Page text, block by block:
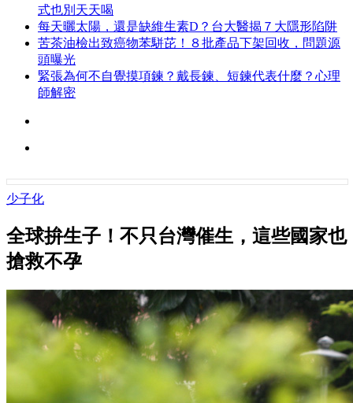
式也別天天喝
每天曬太陽，還是缺維生素D？台大醫揭７大隱形陷阱
苦茶油檢出致癌物苯駢芘！８批產品下架回收，問題源
頭曝光
緊張為何不自覺摸項鍊？戴長鍊、短鍊代表什麼？心理
師解密
少子化
全球拚生子！不只台灣催生，這些國家也
搶救不孕